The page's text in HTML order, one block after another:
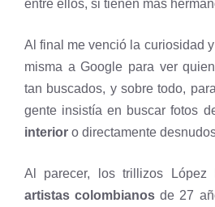
entre ellos, si tienen más
Al final me venció la curiosidad
misma a Google para ver
tan buscados, y sobre todo,
gente insistía en buscar fotos
interior o directamente
Al parecer, los trillizos López
artistas colombianos de 27